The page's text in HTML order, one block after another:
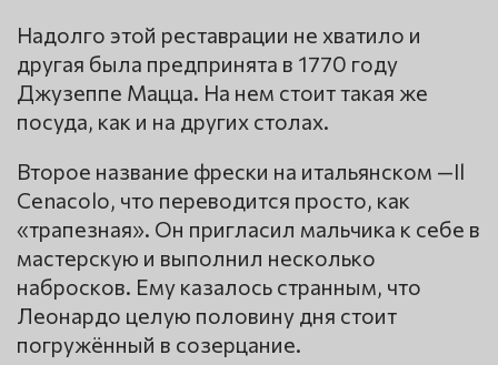
Надолго этой реставрации не хватило и
другая была предпринята в 1770 году
Джузеппе Мацца. На нем стоит такая же
посуда, как и на других столах.
Второе название фрески на итальянском —Il
Cenacolo, что переводится просто, как
«трапезная». Он пригласил мальчика к себе в
мастерскую и выполнил несколько
набросков. Ему казалось странным, что
Леонардо целую половину дня стоит
погружённый в созерцание.